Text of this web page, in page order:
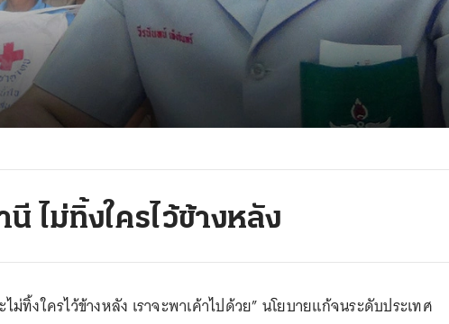
ไม่ทิ้งใครไว้ข้างหลัง
ไม่ทิ้งใครไว้ข้างหลัง เราจะพาเค้าไปด้วย” นโยบายแก้จนระดับประเทศ